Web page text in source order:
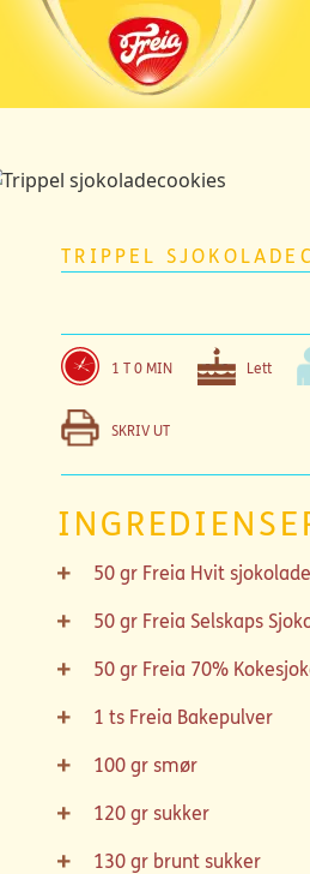
TRIPPEL
1 T 0 MIN Lett
SKRIV UT
50 gr Freia Hvit sjokolade
50 gr Freia Selskaps
50 gr Freia 70%
1 ts Freia Bakepulver
100 gr smør
120 gr sukker
130 gr brunt sukker